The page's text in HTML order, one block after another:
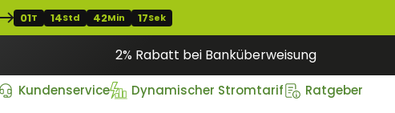
01T 14Std 42Min 17Sek
2% Rabatt bei Banküberweisung
Kundenservice Dynamischer Stromtarif Ratgeber